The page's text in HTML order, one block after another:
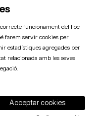
de
de
funcionament del lloc
farem servir cookies per
estadístiques agregades per
relacionada amb les seves
Acceptar cookies